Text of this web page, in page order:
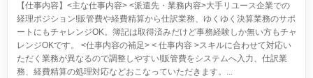
【仕事内容】<主な仕事内容> <派遣先・業務内容>大手リユース企業での
経理ポジション!販管費や経費精算から仕訳業務、ゆくゆく決算業務のサポ
ートにもチャレンジOK。簿記は取得済みだけど事務経験しか無い方もチャ
レンジOKです。 <仕事内容の補足> < 仕事内容 >スキルに合わせて対応い
ただく業務が異なるので調整しやすい!販管費をシステムへ入力、仕訳業
務、経費精算の処理対応などおこなっていただきます。...